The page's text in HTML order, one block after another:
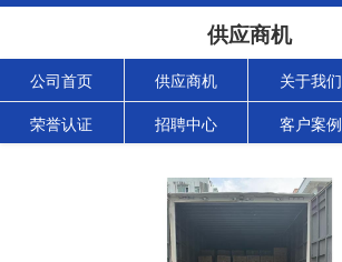
供应商机
公司首页 供应商机 关于我们
荣誉认证 招聘中心 客户案例